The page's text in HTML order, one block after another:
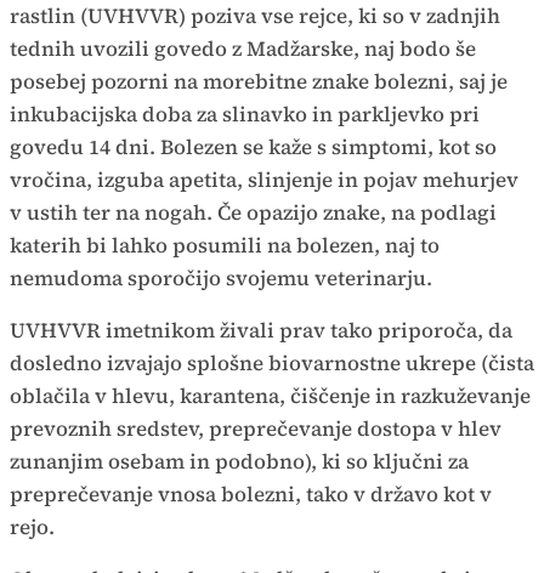
rastlin (UVHVVR) poziva vse rejce, ki so v zadnjih
tednih uvozili govedo z Madžarske, naj bodo še
posebej pozorni na morebitne znake bolezni, saj je
inkubacijska doba za slinavko in parkljevko pri
govedu 14 dni. Bolezen se kaže s simptomi, kot so
vročina, izguba apetita, slinjenje in pojav mehurjev
v ustih ter na nogah. Če opazijo znake, na podlagi
katerih bi lahko posumili na bolezen, naj to
nemudoma sporočijo svojemu veterinarju.
UVHVVR imetnikom živali prav tako priporoča, da
dosledno izvajajo splošne biovarnostne ukrepe (čista
oblačila v hlevu, karantena, čiščenje in razkuževanje
prevoznih sredstev, preprečevanje dostopa v hlev
zunanjim osebam in podobno), ki so ključni za
preprečevanje vnosa bolezni, tako v državo kot v
rejo.